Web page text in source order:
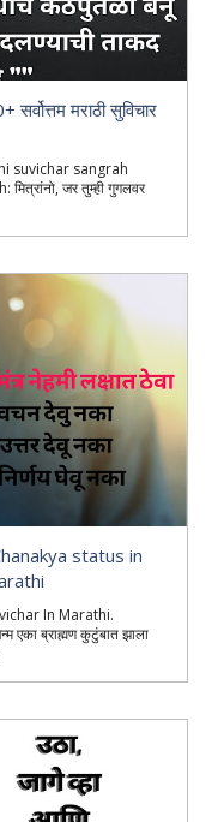
मराठी सुविचार
suvichar sangrah
जर तुम्ही गुगलवर
status in
In Marathi.
ब्राह्मण कुटुंबात झाला